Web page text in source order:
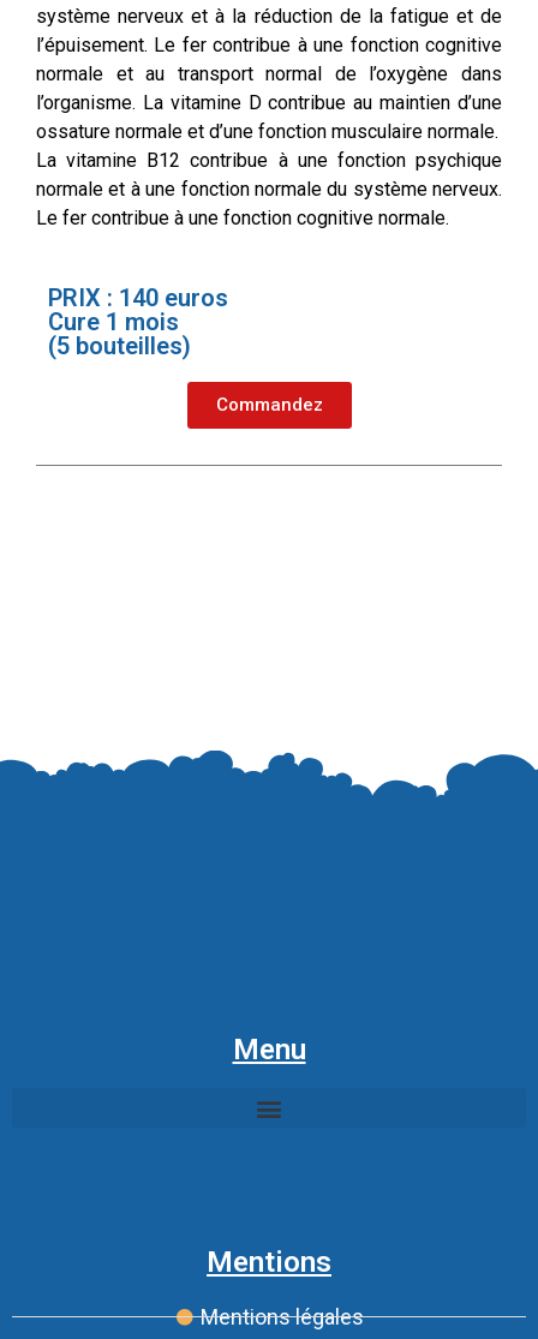
système nerveux et à la réduction de la fatigue et de
l’épuisement. Le fer contribue à une fonction cognitive
normale et au transport normal de l’oxygène dans
l’organisme. La vitamine D contribue au maintien d’une
ossature normale et d’une fonction musculaire normale.
La vitamine B12 contribue à une fonction psychique
normale et à une fonction normale du système nerveux.
Le fer contribue à une fonction cognitive normale.
PRIX : 140 euros
Cure 1 mois
(5 bouteilles)
Commandez
Menu
Mentions
Mentions légales